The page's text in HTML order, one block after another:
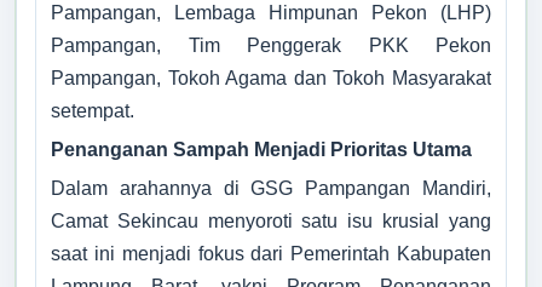
Pampangan, Lembaga Himpunan Pekon (LHP)
Pampangan, Tim Penggerak PKK Pekon
Pampangan, Tokoh Agama dan Tokoh Masyarakat
setempat.
Penanganan Sampah Menjadi Prioritas Utama
Dalam arahannya di GSG Pampangan Mandiri,
Camat Sekincau menyoroti satu isu krusial yang
saat ini menjadi fokus dari Pemerintah Kabupaten